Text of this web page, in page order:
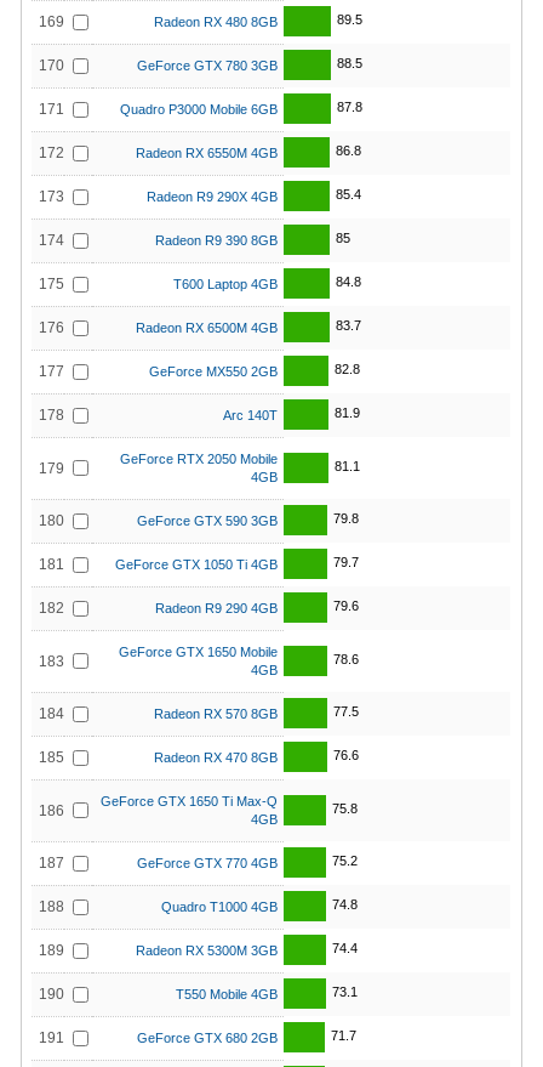
169 Radeon RX 480 8GB 89.5
170 GeForce GTX 780 3GB 88.5
171 Quadro P3000 Mobile 6GB 87.8
172 Radeon RX 6550M 4GB 86.8
173 Radeon R9 290X 4GB 85.4
174 Radeon R9 390 8GB 85
175 T600 Laptop 4GB 84.8
176 Radeon RX 6500M 4GB 83.7
177 GeForce MX550 2GB 82.8
178 Arc 140T 81.9
179
GeForce RTX 2050 Mobile
4GB
81.1
180 GeForce GTX 590 3GB 79.8
181 GeForce GTX 1050 Ti 4GB 79.7
182 Radeon R9 290 4GB 79.6
183
GeForce GTX 1650 Mobile
4GB
78.6
184 Radeon RX 570 8GB 77.5
185 Radeon RX 470 8GB 76.6
186
GeForce GTX 1650 Ti Max-Q
4GB
75.8
187 GeForce GTX 770 4GB 75.2
188 Quadro T1000 4GB 74.8
189 Radeon RX 5300M 3GB 74.4
190 T550 Mobile 4GB 73.1
191 GeForce GTX 680 2GB 71.7